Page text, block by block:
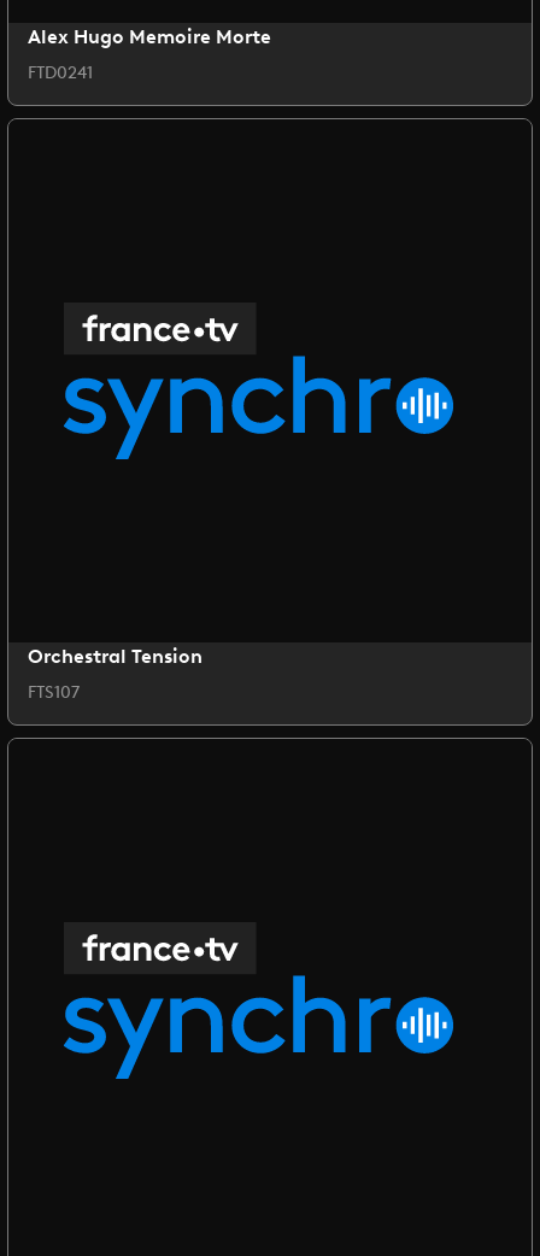
Alex Hugo Memoire Morte
FTD0241
Orchestral Tension
FTS107